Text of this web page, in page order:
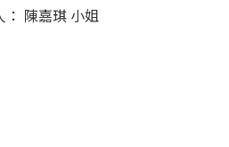
人： 陳嘉琪 小姐